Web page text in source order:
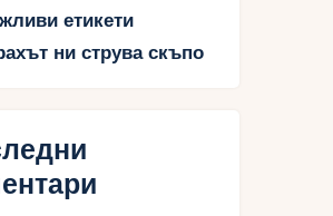
етикети
ни струва скъпо